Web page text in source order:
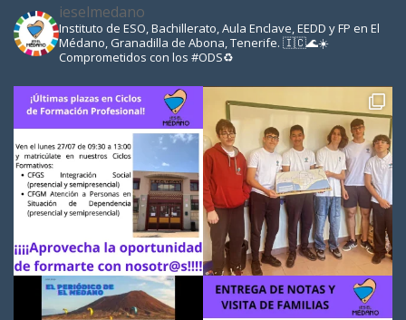
ieselmedano
Instituto de ESO, Bachillerato, Aula Enclave, EEDD y FP en El
Médano, Granadilla de Abona, Tenerife. 🇮🇨🌊☀️
Comprometidos con los #ODS♻️